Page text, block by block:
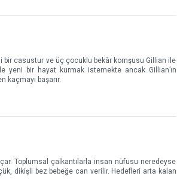
bir casustur ve üç çocuklu bekâr komşusu Gillian ile
yeni bir hayat kurmak istemekte ancak Gillian’ın
kaçmayı başarır.
Toplumsal çalkantılarla insan nüfusu neredeyse
dikişli bez bebeğe can verilir. Hedefleri arta kalan